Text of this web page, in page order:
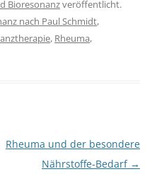
Bioresonanzveröffentlicht.
nach Paul Schmidt,
, Rheuma,
Rheuma und der besondere
Nährstoffe-Bedarf →